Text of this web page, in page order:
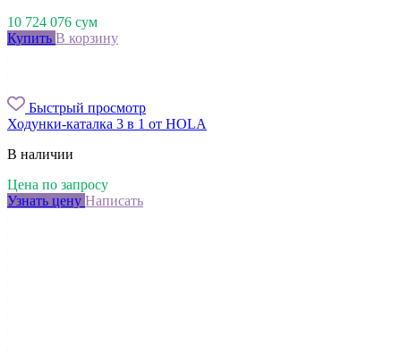
10 724 076 сум
Купить В корзину
Быстрый просмотр
Ходунки-каталка 3 в 1 от HOLA
В наличии
Цена по запросу
Узнать цену Написать